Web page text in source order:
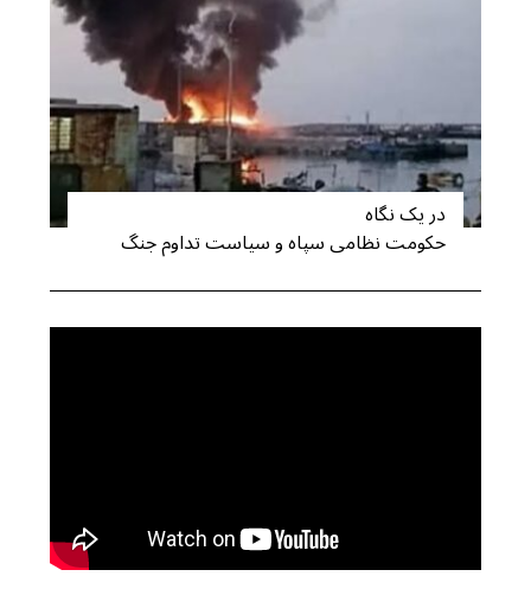
در یک نگاه
حکومت نظامی سپاه و سیاست تداوم جنگ
h
f
o
r
: